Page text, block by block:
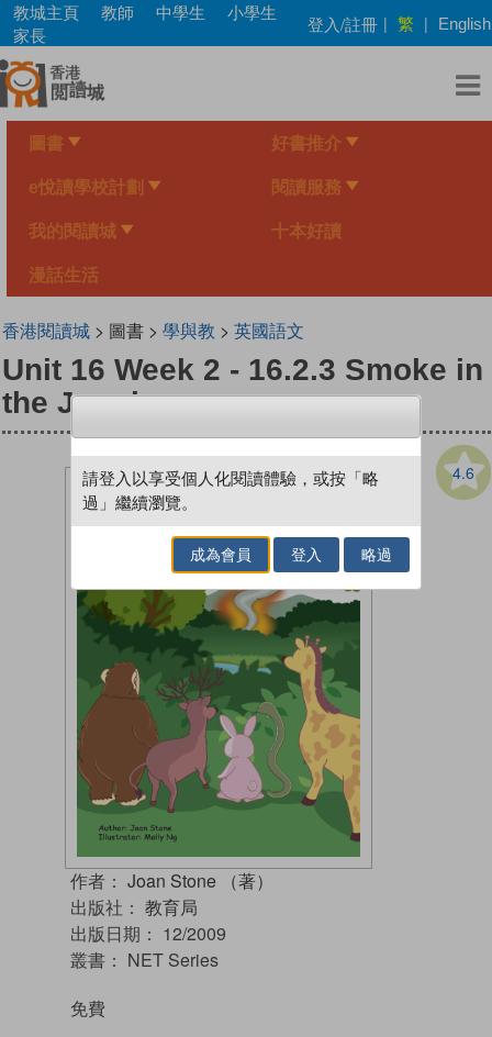
Skip
main
content
教城主頁 教師 中學生
小學生
家長
登入/註冊 | 繁 | English
圖書 好書推介
e悅讀學校計劃 閱讀服務
我的閱讀城 十本好讀
漫話生活
香港閱讀城> 圖書 > 學與教 > 英國語文
Unit 16 Week 2 - 16.2.3 Smoke in
the Jungle
4.6
作者： Joan Stone （著）
出版社： 教育局
出版日期： 12/2009
叢書： NET Series
免費
請登入以享受個人化閱讀體驗，或按「略
過」繼續瀏覽。
成為會員 登入 略過